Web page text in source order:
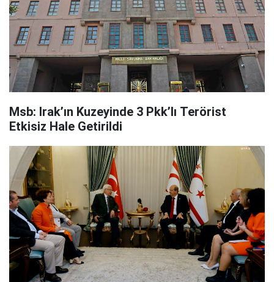
Msb: Irak’ın Kuzeyinde 3 Pkk’lı Terörist
Etkisiz Hale Getirildi